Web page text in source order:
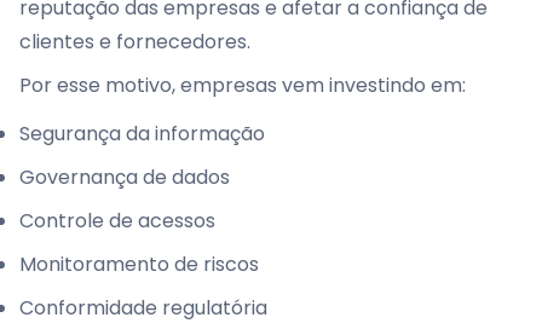
reputação das empresas e afetar a confiança de
clientes e fornecedores.
Por esse motivo, empresas vem investindo em:
Segurança da informação
Governança de dados
Controle de acessos
Monitoramento de riscos
Conformidade regulatória